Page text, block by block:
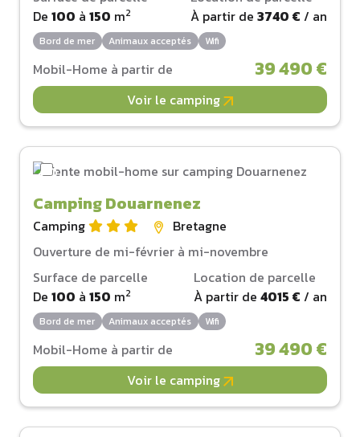
De 100 à 150 m2
À partir de 3740 € / an
Bord de mer Animaux acceptés Wifi
Mobil-Home à partir de 39 490 €
Voir le camping
Camping Douarnenez
Camping
Bretagne
Ouverture de mi-février à mi-novembre
Surface de parcelle
De 100 à 150 m2
Location de parcelle
À partir de 4015 € / an
Bord de mer Animaux acceptés Wifi
Mobil-Home à partir de 39 490 €
Voir le camping